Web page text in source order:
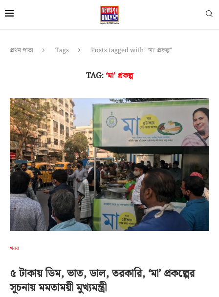
প্রথম পাতা Tags Posts tagged with "‘মা’ প্রকল্প"
TAG: ‘মা’ প্রকল্প
খবর
৫ টাকায় ডিম, ভাত, ডাল, তরকারি, ‘মা’ প্রকল্পের
সূচনায় মমতাময়ী মুখ‍্যমন্ত্রী